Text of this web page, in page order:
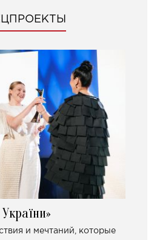
и мечтаний, которые